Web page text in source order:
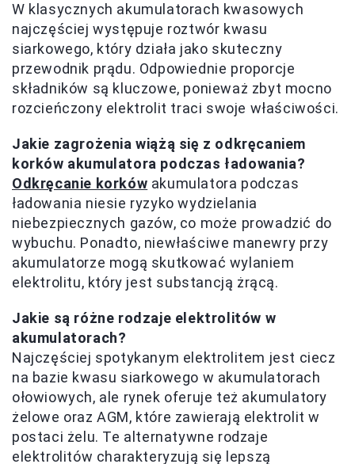
W klasycznych akumulatorach kwasowych
najczęściej występuje roztwór kwasu
siarkowego, który działa jako skuteczny
przewodnik prądu. Odpowiednie proporcje
składników są kluczowe, ponieważ zbyt mocno
rozcieńczony elektrolit traci swoje właściwości.
Jakie zagrożenia wiążą się z odkręcaniem
korków akumulatora podczas ładowania?
Odkręcanie korków akumulatora podczas
ładowania niesie ryzyko wydzielania
niebezpiecznych gazów, co może prowadzić do
wybuchu. Ponadto, niewłaściwe manewry przy
akumulatorze mogą skutkować wylaniem
elektrolitu, który jest substancją żrącą.
Jakie są różne rodzaje elektrolitów w
akumulatorach?
Najczęściej spotykanym elektrolitem jest ciecz
na bazie kwasu siarkowego w akumulatorach
ołowiowych, ale rynek oferuje też akumulatory
żelowe oraz AGM, które zawierają elektrolit w
postaci żelu. Te alternatywne rodzaje
elektrolitów charakteryzują się lepszą